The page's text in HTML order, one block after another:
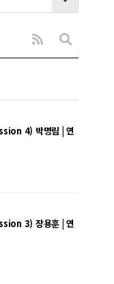
4) 박명림 | 연
3) 장용훈 | 연